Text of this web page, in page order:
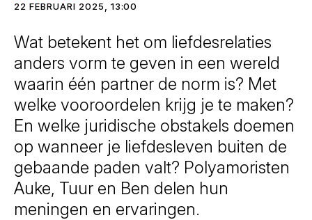
22 FEBRUARI 2025, 13:00
Wat betekent het om liefdesrelaties
anders vorm te geven in een wereld
waarin één partner de norm is? Met
welke vooroordelen krijg je te maken?
En welke juridische obstakels doemen
op wanneer je liefdesleven buiten de
gebaande paden valt? Polyamoristen
Auke, Tuur en Ben delen hun
meningen en ervaringen.